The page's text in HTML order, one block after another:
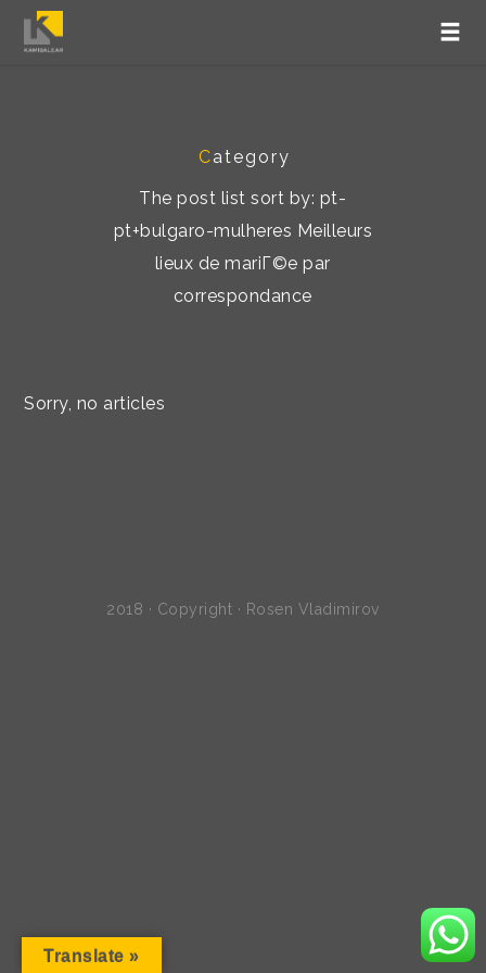
Category
The post list sort by: pt-
pt+bulgaro-mulheres Meilleurs
lieux de mariГ©e par
correspondance
Sorry, no articles
2018 · Copyright · Rosen Vladimirov
Translate »